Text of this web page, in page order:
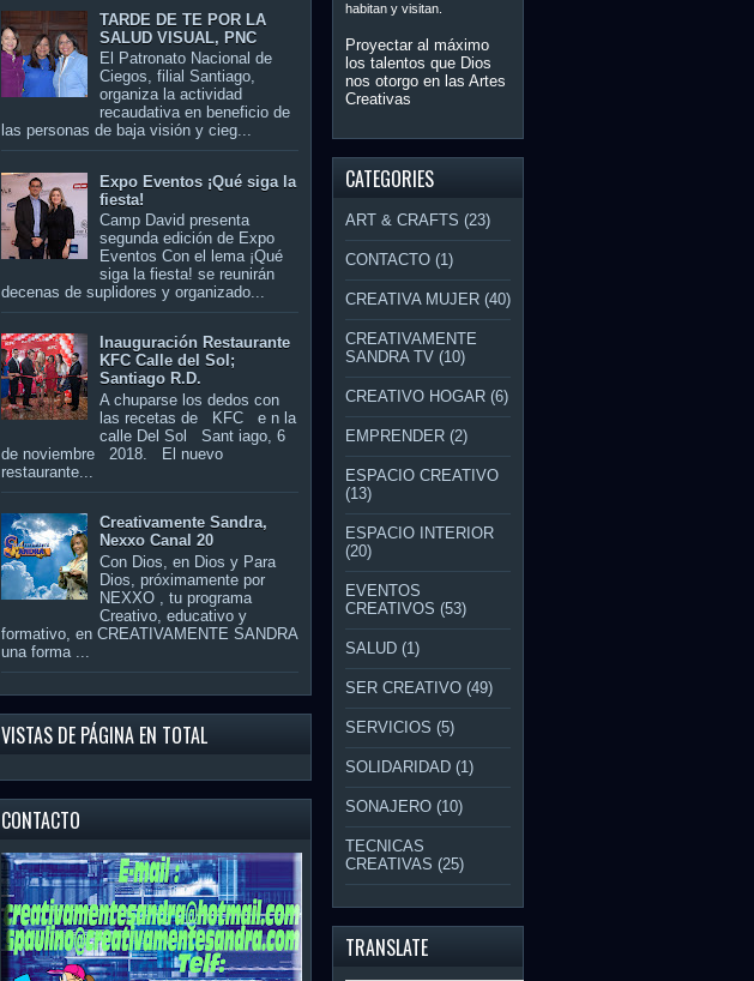
TARDE DE TE POR LA
SALUD VISUAL, PNC
El Patronato Nacional de
Ciegos, filial Santiago,
organiza la actividad
recaudativa en beneficio de
las personas de baja visión y cieg...
Expo Eventos ¡Qué siga la
fiesta!
Camp David presenta
segunda edición de Expo
Eventos Con el lema ¡Qué
siga la fiesta! se reunirán
decenas de suplidores y organizado...
Inauguración Restaurante
KFC Calle del Sol;
Santiago R.D.
A chuparse los dedos con
las recetas de KFC e n la
calle Del Sol Sant iago, 6
de noviembre 2018. El nuevo
restaurante...
Creativamente Sandra,
Nexxo Canal 20
Con Dios, en Dios y Para
Dios, próximamente por
NEXXO , tu programa
Creativo, educativo y
formativo, en CREATIVAMENTE SANDRA
una forma ...
VISTAS DE PÁGINA EN TOTAL
CONTACTO
habitan y visitan.
Proyectar al máximo
los talentos que Dios
nos otorgo en las Artes
Creativas
CATEGORIES
ART & CRAFTS (23)
CONTACTO (1)
CREATIVA MUJER (40)
CREATIVAMENTE
SANDRA TV (10)
CREATIVO HOGAR (6)
EMPRENDER (2)
ESPACIO CREATIVO
(13)
ESPACIO INTERIOR
(20)
EVENTOS
CREATIVOS (53)
SALUD (1)
SER CREATIVO (49)
SERVICIOS (5)
SOLIDARIDAD (1)
SONAJERO (10)
TECNICAS
CREATIVAS (25)
TRANSLATE